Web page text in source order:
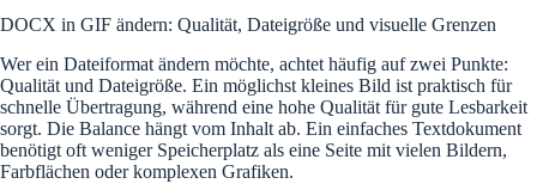
DOCX in GIF ändern: Qualität, Dateigröße und visuelle Grenzen
Wer ein Dateiformat ändern möchte, achtet häufig auf zwei Punkte:
Qualität und Dateigröße. Ein möglichst kleines Bild ist praktisch für
schnelle Übertragung, während eine hohe Qualität für gute Lesbarkeit
sorgt. Die Balance hängt vom Inhalt ab. Ein einfaches Textdokument
benötigt oft weniger Speicherplatz als eine Seite mit vielen Bildern,
Farbflächen oder komplexen Grafiken.